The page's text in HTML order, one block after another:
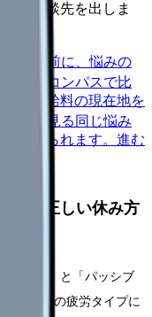
と相談先を出しま
か迷う前に、悩みの
給料コンパスで比
今の給料の現在地を
本音を見る 同じ悩み
かめられます。 進む
ト｜正しい休み方
休養）」と「パッシブ
看護師の疲労タイプに